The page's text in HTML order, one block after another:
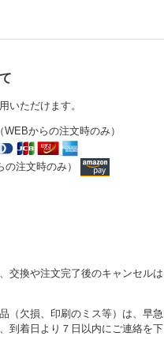
いただけます。
からの注文時のみ）
注文時のみ）
交換や注文完了後のキャンセル
（欠損、印刷のミス等）は、早
到着日より７日以内にご連絡を下